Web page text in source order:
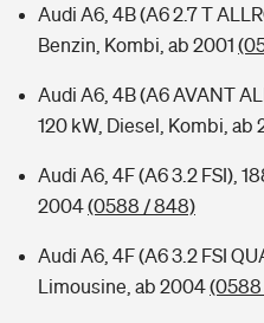
Audi A6, 4B (A6 2.7 T
Benzin, Kombi, ab 2001
Audi A6, 4B (A6 AVANT
120 kW, Diesel, Kombi, ab
Audi A6, 4F (A6 3.2 FSI),
2004(0588 / 848)
Audi A6, 4F (A6 3.2 FSI
Limousine, ab 2004